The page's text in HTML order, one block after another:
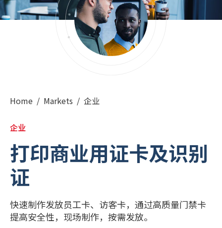
FRANÇAIS(法语)
)
日本語 (日语
PORTUGUÊS
印地语
Home / Markets / 企业
企业
打印商业用证卡及识别
证
快速制作发放员工卡、访客卡，通过高质量门禁卡
提高安全性，现场制作，按需发放。